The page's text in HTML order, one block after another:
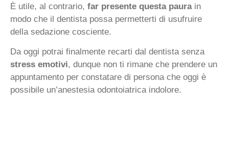
È utile, al contrario, far presente questa paurain
modo che il dentista possa permetterti di usufruire
della sedazione cosciente.
Da oggi potrai finalmente recarti dal dentista senza
stress emotivi, dunque non ti rimane che prendere un
appuntamento per constatare di persona che oggi è
possibile un’anestesia odontoiatrica indolore.